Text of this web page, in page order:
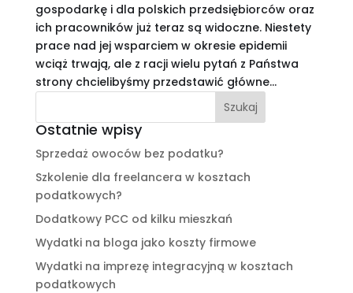
gospodarkę i dla polskich przedsiębiorców oraz
ich pracowników już teraz są widoczne. Niestety
prace nad jej wsparciem w okresie epidemii
wciąż trwają, ale z racji wielu pytań z Państwa
strony chcielibyśmy przedstawić główne...
Ostatnie wpisy
Sprzedaż owoców bez podatku?
Szkolenie dla freelancera w kosztach
podatkowych?
Dodatkowy PCC od kilku mieszkań
Wydatki na bloga jako koszty firmowe
Wydatki na imprezę integracyjną w kosztach
podatkowych